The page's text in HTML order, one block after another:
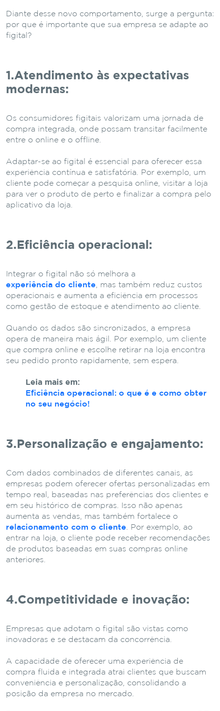
Diante desse novo comportamento, surge a pergunta:
por que é importante que sua empresa se adapte ao
figital?
1.Atendimento às expectativas
modernas:
Os consumidores figitais valorizam uma jornada de
compra integrada, onde possam transitar facilmente
entre o online e o offline.
Adaptar-se ao figital é essencial para oferecer essa
experiência contínua e satisfatória. Por exemplo, um
cliente pode começar a pesquisa online, visitar a loja
para ver o produto de perto e finalizar a compra pelo
aplicativo da loja.
2.Eficiência operacional:
Integrar o figital não só melhora a
experiência do cliente , mas também reduz custos
operacionais e aumenta a eficiência em processos
como gestão de estoque e atendimento ao cliente.
Quando os dados são sincronizados, a empresa
opera de maneira mais ágil.
Por exemplo, um cliente
que compra online e escolhe retirar na loja encontra
seu pedido pronto rapidamente, sem espera.
Leia mais em:
Eficiência operacional: o que é e como obter
no seu negócio!
3.Personalização e engajamento:
Com dados combinados de diferentes canais, as
empresas podem oferecer ofertas personalizadas em
tempo real, baseadas nas preferências dos clientes e
em seu histórico de compras. Isso não apenas
aumenta as vendas, mas também fortalece o
relacionamento com o cliente . Por exemplo, ao
entrar na loja, o cliente pode receber recomendações
de produtos baseadas em suas compras online
anteriores.
4.Competitividade e inovação:
Empresas que adotam o figital são vistas como
inovadoras e se destacam da concorrência.
A capacidade de oferecer uma experiência de
compra fluida e integrada atrai clientes que buscam
conveniência e personalização, consolidando a
posição da empresa no mercado.